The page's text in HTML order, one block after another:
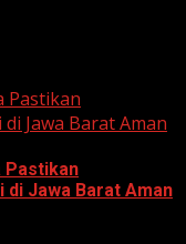
Pastikan
Jawa Barat Aman
Pastikan
di Jawa Barat Aman